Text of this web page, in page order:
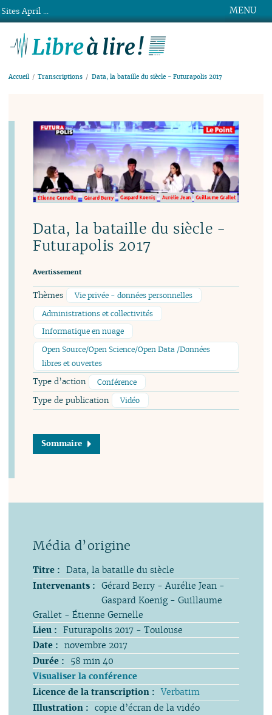
MENU
Accueil Transcriptions Data, la bataille du siècle - Futurapolis 2017
Data, la bataille du siècle -
Futurapolis 2017
Avertissement
Thèmes
Vie privée - données personnelles
Administrations et collectivités
Informatique en nuage
Open Source/Open Science/Open Data /Données
libres et ouvertes
Type d’action Conférence
Type de publication Vidéo
Sommaire
Titre : Data, la bataille du siècle
Intervenants : Gérard Berry - Aurélie Jean -
Gaspard Koenig - Guillaume
Grallet - Étienne Gernelle
Lieu : Futurapolis 2017 - Toulouse
Date : novembre 2017
Durée :
58 min 40
Visualiser la conférence
Licence de la transcription : Verbatim
Illustration : copie d’écran de la vidéo
Sites April ...